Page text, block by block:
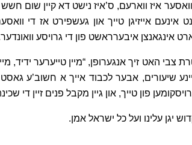
איז ווארעם, ס’איז נישט דא קיין שום
אינעם אייזיגן טייך און געשפירט אז די
אינגאנצן איבערראשט פון די גרויסע
צבי האט זיך אנגערופן, “מיין טייערער ידיד,
שיעורים, אבער לכבוד אייך א חשוב’ע
פון טייך, און גיין מקבל פנים זיין די
יגן עלינו ועל כל ישראל אמן.